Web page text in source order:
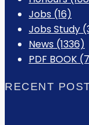
Jobs (16)
Jobs Study
News (1336)
PDF BOOK
RECENT